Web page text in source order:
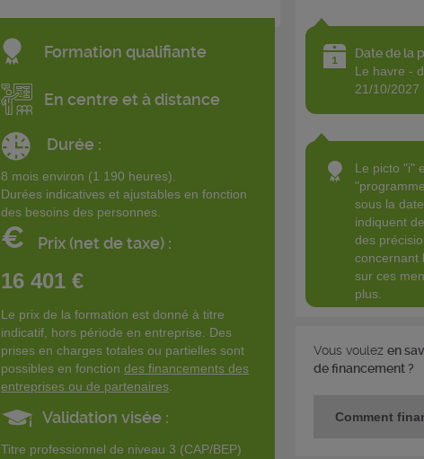
Formation qualifiante
En centre et à distance
Durée :
8 mois environ (1 190 heures).
Durées indicatives et ajustables en fonction
des besoins des personnes.
€ Prix (net de taxe) :
16 401 €
Le prix de la formation est donné à titre
indicatif, hors période en entreprise. Des
prises en charges totales ou partielles sont
possibles en fonction des financements des
entreprises ou de partenaires
Validation visée :
Titre professionnel de niveau 3 (CAP/BEP)
Date de la
le havre - du 15/02/2027 au
21/10/2027
le picto "i" et/ou la mention
sous la
indiquent
des
concernant
sur ces
plus.
Vous voulezen
de financement ?
Comment